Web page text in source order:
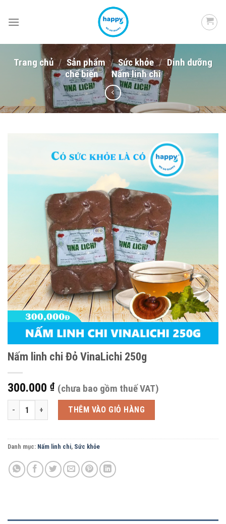
Trang chủ / Sản phẩm / Sức khỏe / Dinh dưỡng
chế biến / Nấm linh chi
Nấm linh chi Đỏ VinaLichi 250g
300.000 ₫ (chưa bao gồm thuế VAT)
Nấm linh chi Đỏ VinaLichi 250g số lượng
THÊM VÀO GIỎ HÀNG
Danh mục: Nấm linh chi, Sức khỏe